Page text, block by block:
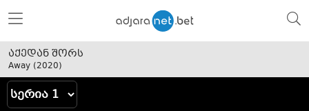
აქედან შორს
Away (2020)